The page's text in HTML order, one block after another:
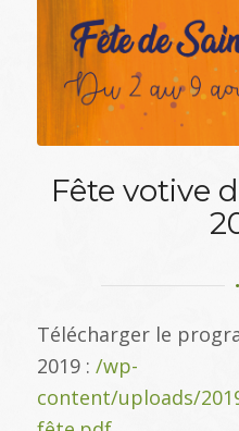
Fête votive
Télécharger le
2019 : /wp-
content/uploads/